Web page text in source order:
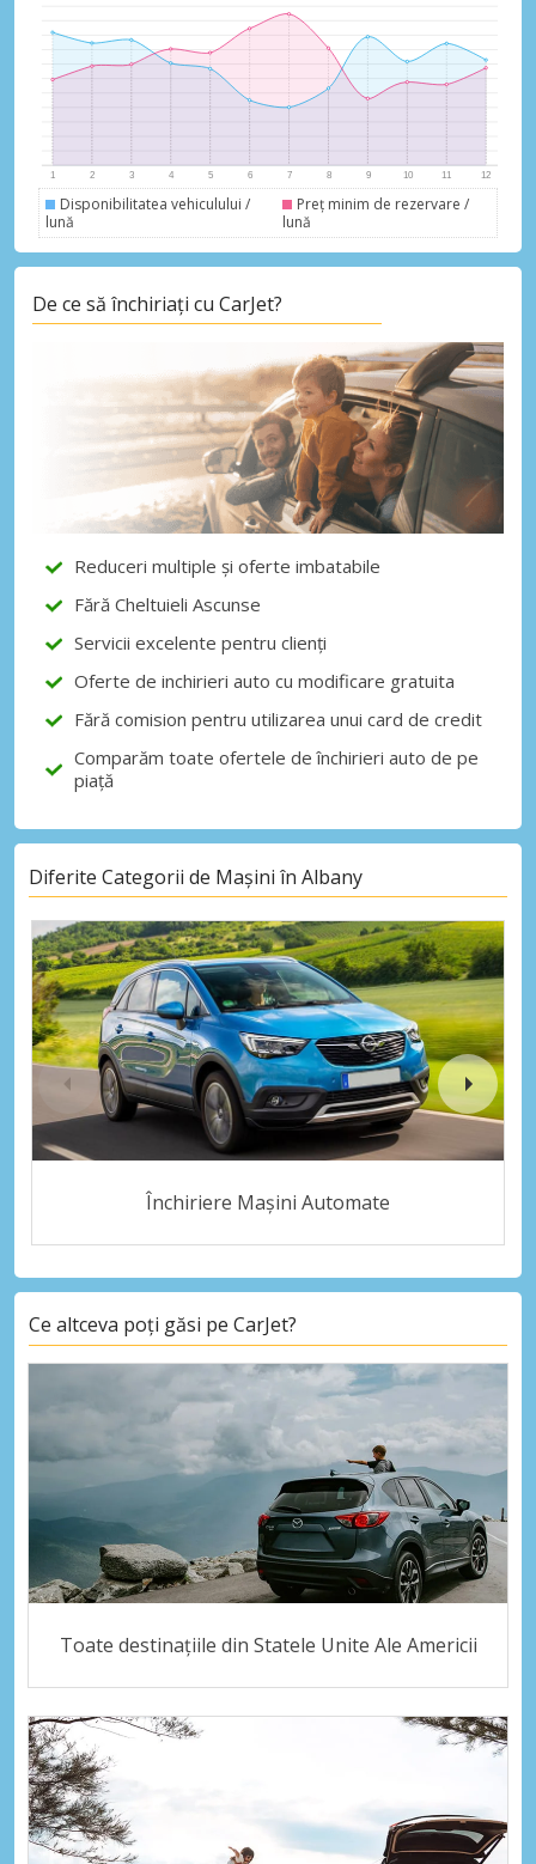
Economii de top
Accesați ofertele exclusive ale
furnizorilor noștri
Disponibilitatea vehiculului /
lună
Preț minim de rezervare /
lună
De ce să închiriați cu CarJet?
Reduceri multiple și oferte imbatabile
Fără Cheltuieli Ascunse
Servicii excelente pentru clienți
Oferte de inchirieri auto cu modificare gratuita
Fără comision pentru utilizarea unui card de credit
Comparăm toate ofertele de închirieri auto de pe
piață
Diferite Categorii de Mașini în Albany
Închiriere Mașini Automate
Ce altceva poți găsi pe CarJet?
Toate destinațiile din Statele Unite Ale Americii